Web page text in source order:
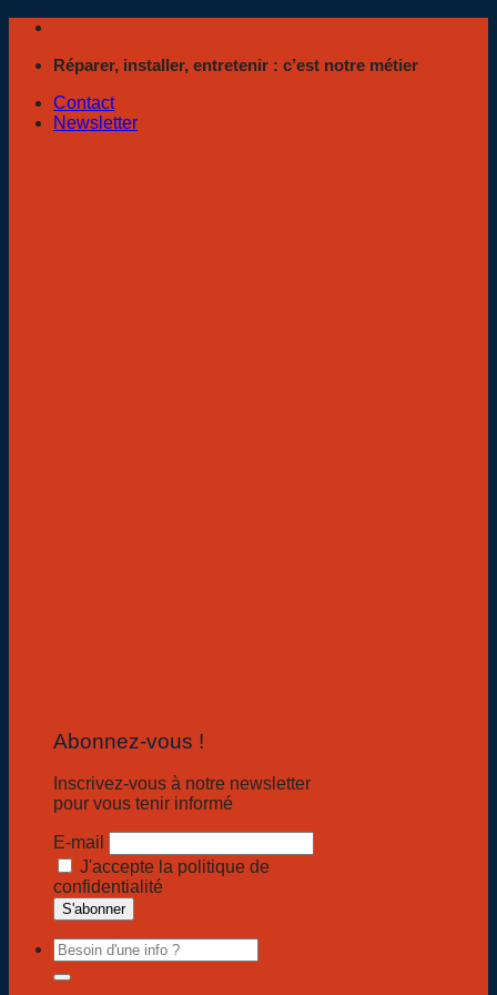
Passer
contenuRéparer, installer, entretenir : c’est notre métier
Contact
Newsletter
Abonnez-vous !
Inscrivez-vous à notre newsletter
pour vous tenir informé
E-mail
J'accepte la politique de
confidentialité